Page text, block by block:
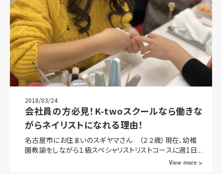
2018/03/24
会社員の方必見！K-twoスクールなら働きな
がらネイリストになれる理由！
名古屋市にお住まいのスギヤマさん （２２歳）現在、幼稚
園教諭をしながら１級スペシャリストリストコースに週1日...
View more >